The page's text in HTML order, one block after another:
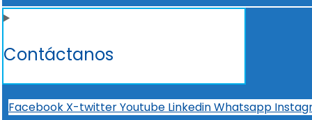
Contáctanos
Facebook X-twitterYoutube LinkedinWhatsapp